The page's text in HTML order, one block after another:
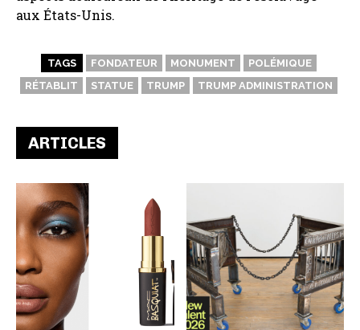
aux États-Unis.
TAGS FONDATEUR MONUMENT
POLÉMIQUE
RÉTABLIT
STATUE TRUMP TRUMP ADMINISTRATION
ARTICLES